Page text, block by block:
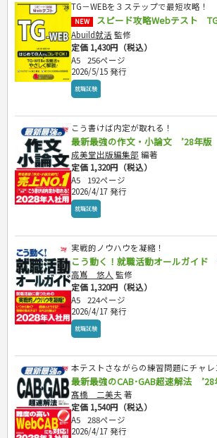
TG－WEBを３ステップで最短攻略！
NEW スピード攻略Webテスト
Abuild就活監修
定価 1,430円（税込）
A5
256ページ
2026/5/15 発行
就職試験
こう書けば内定が取れる！
最新最強の作文・小論文 ’28年版
成美堂出版編集部 編著
定価 1,320円（税込）
A5
192ページ
2026/4/17 発行
就職試験
実戦的ノウハウを凝縮！
こう動く！就職活動オールガイド
高嶌 悠人 監修
定価 1,320円（税込）
A5
224ページ
2026/4/17 発行
就職試験
本テストさながらの練習問題にチャレ
最新最強のCAB･GAB超速解法 ’28
髙橋 二美夫 著
定価 1,540円（税込）
A5
288ページ
2026/4/17 発行